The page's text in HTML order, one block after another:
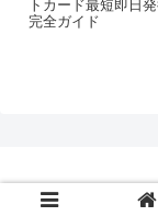
トカード最短即日
完全ガイド